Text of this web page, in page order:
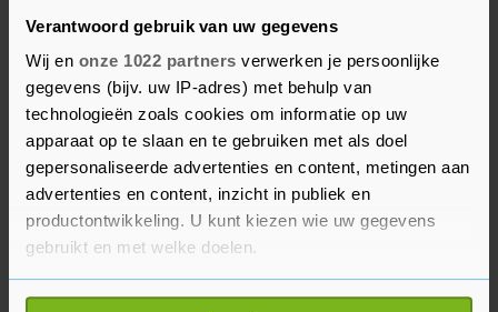
Verantwoord gebruik van uw gegevens
Wij en onze 1022 partners verwerken je persoonlijke
gegevens (bijv. uw IP-adres) met behulp van
technologieën zoals cookies om informatie op uw
apparaat op te slaan en te gebruiken met als doel
gepersonaliseerde advertenties en content, metingen aan
advertenties en content, inzicht in publiek en
productontwikkeling. U kunt kiezen wie uw gegevens
gebruikt en met welke doelen.
Als u het toestaat, willen we ook graag:
De variant komt voor zover bekend nog niet
overal op de wereld voor. Donderdag waren bijna
honderd gevallen met de coronavariant
vastgesteld in Zuid-Afrika. Ook is de variant
gevonden bij vier volledig gevaccineerden in
Botswana en bij een paar reizigers die vanuit het
zuiden van Afrika zijn aangekomen in Hongkong
en Israël. In België is een vrouw besmet die geen
link heeft met het zuiden van Afrika.